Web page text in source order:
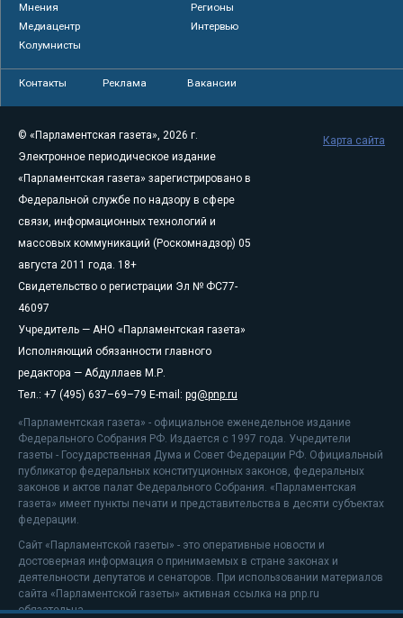
Мнения
Регионы
Медиацентр
Интервью
Колумнисты
Контакты Реклама Вакансии
© «Парламентская газета», 2026 г.
Электронное периодическое издание
«Парламентская газета» зарегистрировано в
Федеральной службе по надзору в сфере
связи, информационных технологий и
массовых коммуникаций (Роскомнадзор) 05
августа 2011 года. 18+
Свидетельство о регистрации Эл № ФС77-
46097
Учредитель — АНО «Парламентская газета»
Исполняющий обязанности главного
редактора — Абдуллаев М.Р.
Тел.: +7 (495) 637–69–79 E-mail: pg@pnp.ru
«Парламентская газета» - официальное еженедельное издание
Федерального Собрания РФ. Издается с 1997 года. Учредители
газеты - Государственная Дума и Совет Федерации РФ. Официальный
публикатор федеральных конституционных законов, федеральных
законов и актов палат Федерального Собрания. «Парламентская
газета» имеет пункты печати и представительства в десяти субъектах
федерации.
Сайт «Парламентской газеты» - это оперативные новости и
достоверная информация о принимаемых в стране законах и
деятельности депутатов и сенаторов. При использовании материалов
сайта «Парламентской газеты» активная ссылка на pnp.ru
обязательна.
Карта сайта